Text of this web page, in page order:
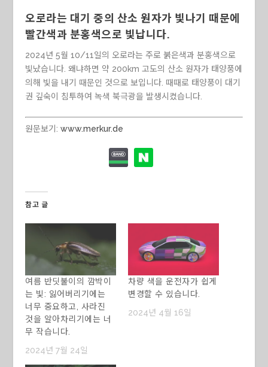
오로라는 대기 중의 산소 원자가 빛나기 때문에
빨간색과 분홍색으로 빛납니다.
2024년 5월 10/11일의 오로라는 주로 붉은색과 분홍색으로
빛났습니다. 왜냐하면 약 200km 고도의 산소 원자가 태양풍에
의해 빛을 내기 때문인 것으로 보입니다. 때때로 태양풍이 대기
권 깊숙이 침투하여 녹색 북극광을 발생시켰습니다.
원문보기:www.merkur.de
참고 글
여름 반딧불이의 깜박이
는 빛: 잃어버리기에는
너무 중요하고, 사라진
것을 알아차리기에는 너
무 작습니다.
2024년 7월 24일
차량 색을 운전자가 쉽게
변경할 수 있습니다.
2024년 4월 16일